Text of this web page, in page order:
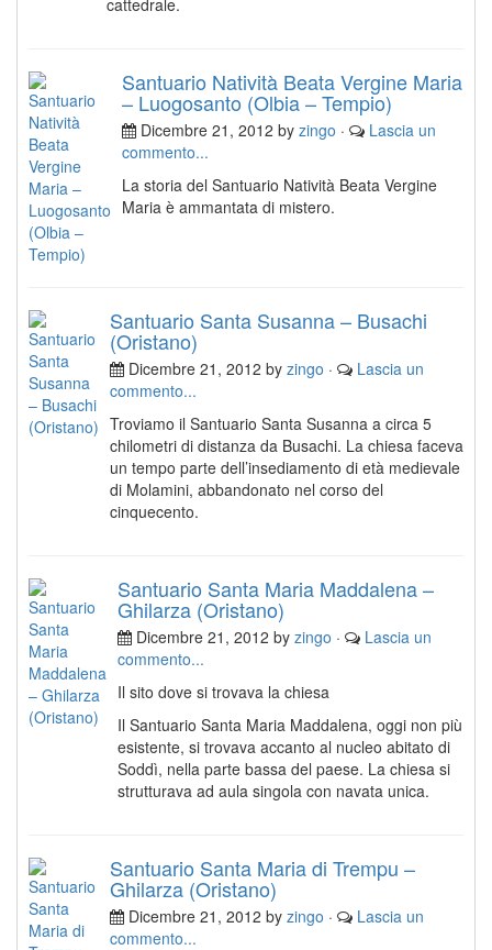
cattedrale.
Santuario Natività Beata Vergine Maria
– Luogosanto (Olbia – Tempio)
Dicembre 21, 2012 by zingo ·
Lascia un
commento...
La storia del Santuario Natività Beata Vergine
Maria è ammantata di mistero.
Santuario Santa Susanna – Busachi
(Oristano)
Dicembre 21, 2012 by zingo ·
Lascia un
commento...
Troviamo il Santuario Santa Susanna a circa 5
chilometri di distanza da Busachi. La chiesa faceva
un tempo parte dell’insediamento di età medievale
di Molamini, abbandonato nel corso del
cinquecento.
Santuario Santa Maria Maddalena –
Ghilarza (Oristano)
Dicembre 21, 2012 by zingo ·
Lascia un
commento...
Il sito dove si trovava la chiesa
Il Santuario Santa Maria Maddalena, oggi non più
esistente, si trovava accanto al nucleo abitato di
Soddì, nella parte bassa del paese. La chiesa si
strutturava ad aula singola con navata unica.
Santuario Santa Maria di Trempu –
Ghilarza (Oristano)
Dicembre 21, 2012 by zingo ·
Lascia un
commento...